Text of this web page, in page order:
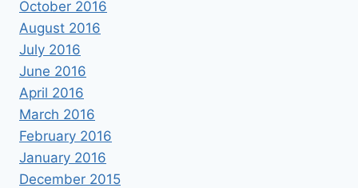
October 2016
August 2016
July 2016
June 2016
April 2016
March 2016
February 2016
January 2016
December 2015